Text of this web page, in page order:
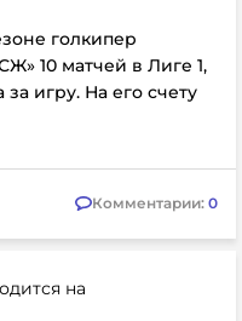
голкипер
10 матчей в Лиге 1,
за игру. На его счету
Комментарии: 0
на